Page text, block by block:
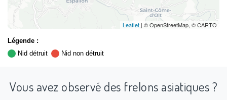
Leaflet | © OpenStreetMap, © CARTO
Légende :
Nid détruit
Nid non détruit
Vous avez observé des frelons asiatiques ?